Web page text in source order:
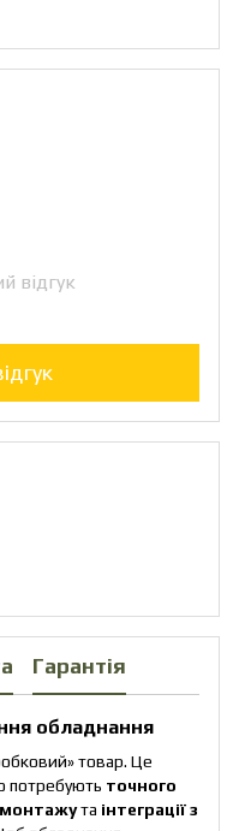
відгук
Гарантія
обладнання
товар. Це
потребують точного
монтажута інтеграції з